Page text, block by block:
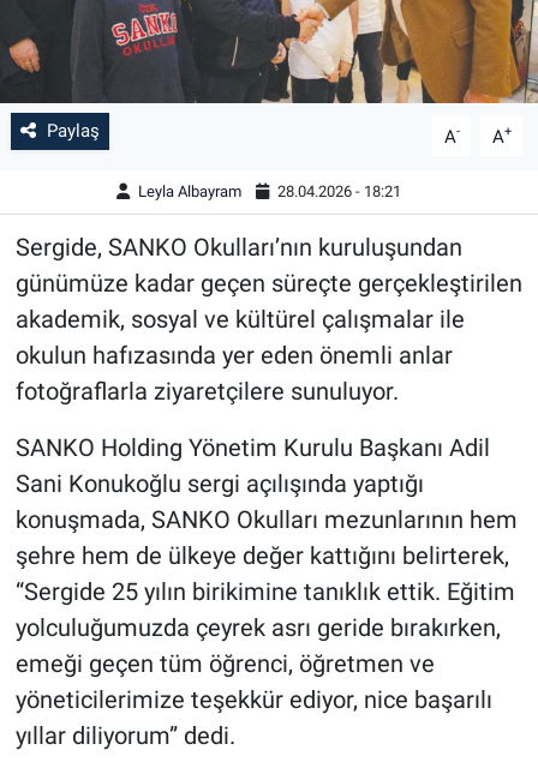
Paylaş A- A+
Leyla Albayram 28.04.2026 - 18:21
Sergide, SANKO Okulları’nın kuruluşundan
günümüze kadar geçen süreçte gerçekleştirilen
akademik, sosyal ve kültürel çalışmalar ile
okulun hafızasında yer eden önemli anlar
fotoğraflarla ziyaretçilere sunuluyor.
SANKO Holding Yönetim Kurulu Başkanı Adil
Sani Konukoğlu sergi açılışında yaptığı
konuşmada, SANKO Okulları mezunlarının hem
şehre hem de ülkeye değer kattığını belirterek,
“Sergide 25 yılın birikimine tanıklık ettik. Eğitim
yolculuğumuzda çeyrek asrı geride bırakırken,
emeği geçen tüm öğrenci, öğretmen ve
yöneticilerimize teşekkür ediyor, nice başarılı
yıllar diliyorum” dedi.